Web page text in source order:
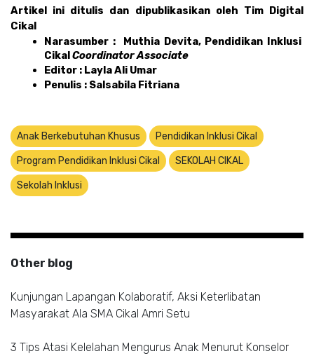
Artikel ini ditulis dan dipublikasikan oleh Tim Digital
Cikal
Narasumber :  Muthia Devita, Pendidikan Inklusi
Cikal Coordinator Associate
Editor : Layla Ali Umar
Penulis : Salsabila Fitriana
Anak Berkebutuhan Khusus Pendidikan Inklusi Cikal
Program Pendidikan Inklusi Cikal SEKOLAH CIKAL
Sekolah Inklusi
Other blog
Kunjungan Lapangan Kolaboratif, Aksi Keterlibatan
Masyarakat Ala SMA Cikal Amri Setu
3 Tips Atasi Kelelahan Mengurus Anak Menurut Konselor